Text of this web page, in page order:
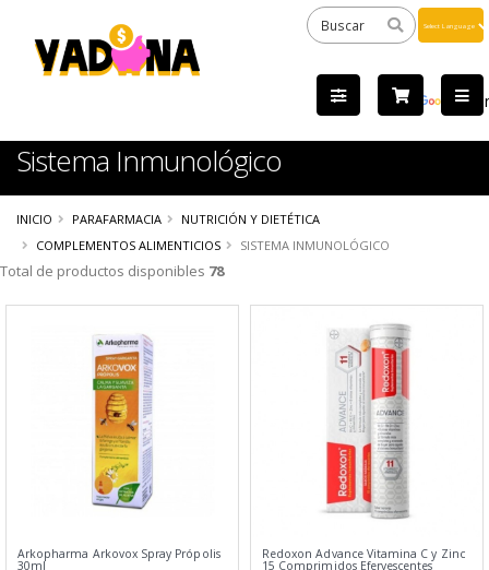
by
Sistema Inmunológico
INICIO PARAFARMACIA
NUTRICIÓN Y DIETÉTICA
COMPLEMENTOS ALIMENTICIOS
SISTEMA INMUNOLÓGICO
Total de productos disponibles 78
Arkopharma Arkovox Spray Própolis
30ml
Redoxon Advance Vitamina C y Zinc
15 Comprimidos Efervescentes